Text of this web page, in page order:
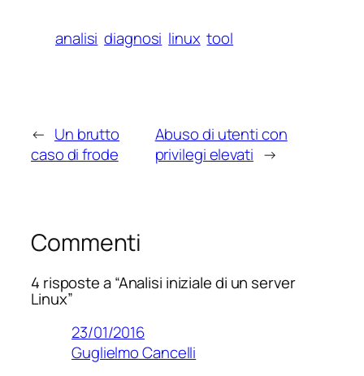
analisi diagnosi linux tool
← Un brutto
caso di frode
Abuso di utenti con
privilegi elevati →
Commenti
4 risposte a “Analisi iniziale di un server
Linux”
23/01/2016
Guglielmo Cancelli